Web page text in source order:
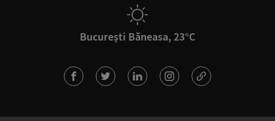
București Băneasa, 23°C